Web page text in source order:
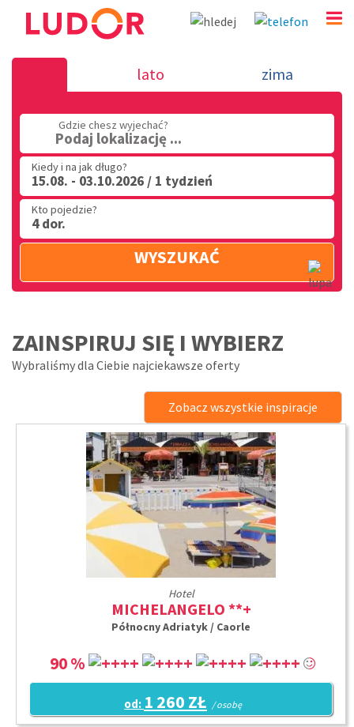
Wczasy Włochy - 2026 dojazd
(32) 720 60 56
lato zima
Gdzie chesz wyjechać?
Podaj lokalizację ...
Kiedy i na jak długo?
15.08. - 03.10.2026 / 1 tydzień
Kto pojedzie?
4 dor.
WYSZUKAĆ
ZAINSPIRUJ SIĘ I WYBIERZ
Wybraliśmy dla Ciebie najciekawsze oferty
Zobacz wszystkie inspiracje
Hotel
MICHELANGELO **+
Północny Adriatyk / Caorle
90 %
od: 1 260 ZŁ / osobę